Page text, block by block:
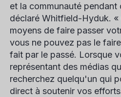
et la communauté
déclaré Whitfield-Hyduk. «
moyens de faire passer
vous ne pouvez pas le
fait par le passé. Lorsque
représentant des médias
recherchez quelqu'un qui
direct à soutenir vos